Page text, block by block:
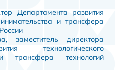
Департамента развития
и трансфера
заместитель директора
технологического
трансфера технологий